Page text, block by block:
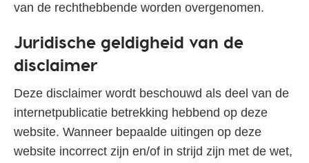
van de rechthebbende worden overgenomen.
Juridische geldigheid van de
disclaimer
Deze disclaimer wordt beschouwd als deel van de
internetpublicatie betrekking hebbend op deze
website. Wanneer bepaalde uitingen op deze
website incorrect zijn en/of in strijd zijn met de wet,